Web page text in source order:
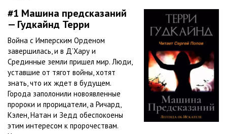
#1 Машина предсказаний
— Гудкайнд Терри
Война с Имперским Орденом
завершилась, и в Д’Хару и
Срединные земли пришел мир. Люди,
уставшие от тягот войны, хотят
знать, что их ждет в будущем.
Города заполонили новоявленные
пророки и прорицатели, а Ричард,
Кэлен, Натан и Зедд обеспокоены
этим интересом к пророчествам.